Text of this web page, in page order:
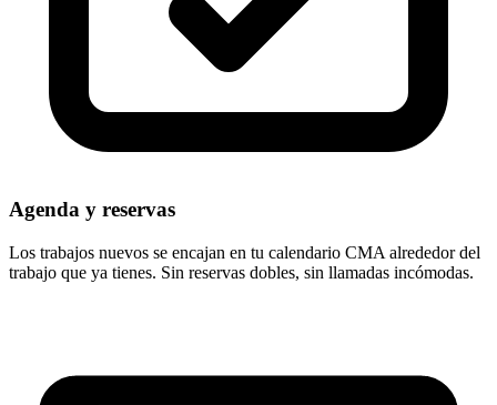
Agenda y reservas
Los trabajos nuevos se encajan en tu calendario CMA alrededor del
trabajo que ya tienes. Sin reservas dobles, sin llamadas incómodas.